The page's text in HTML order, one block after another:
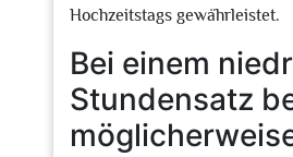
Hochzeitstags gewährleistet.
Bei einem
Stundensatz